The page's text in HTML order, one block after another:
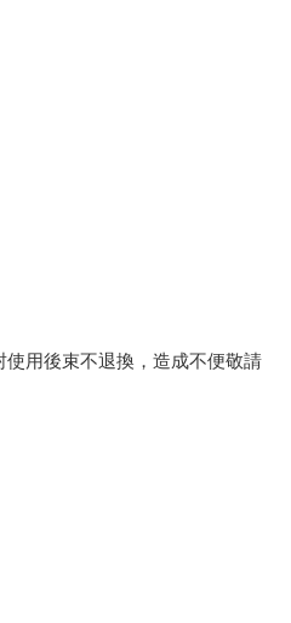
用後束不退換，造成不便敬請